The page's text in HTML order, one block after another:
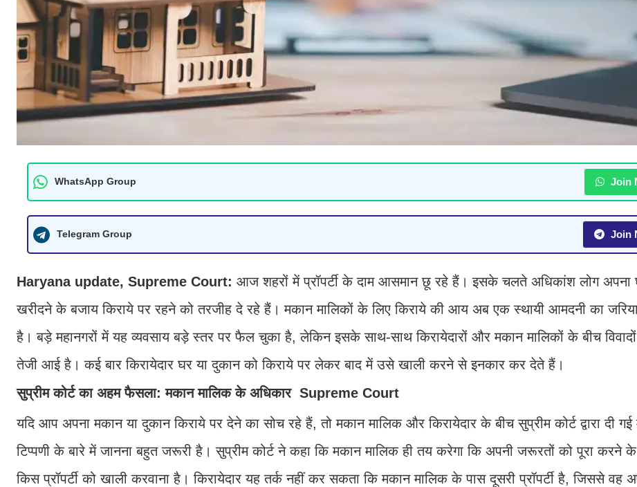
WhatsApp Group Join
Telegram Group Join
Haryana update, Supreme Court: आज शहरों में प्रॉपर्टी के दाम आसमान छू रहे हैं। इसके चलते अधिकांश लोग अपना
खरीदने के बजाय किराये पर रहने को तरजीह दे रहे हैं। मकान मालिकों के लिए किराये की आय अब एक स्थायी आमदनी का
है। बड़े महानगरों में यह व्यवसाय बड़े स्तर पर फैल चुका है, लेकिन इसके साथ-साथ किरायेदारों और मकान मालिकों के बीच
तेजी आई है। कई बार किरायेदार घर या दुकान को किराये पर लेकर बाद में उसे खाली करने से इनकार कर देते हैं।
सुप्रीम कोर्ट का अहम फैसला: मकान मालिक के अधिकार Supreme Court
यदि आप अपना मकान या दुकान किराये पर देने का सोच रहे हैं, तो मकान मालिक और किरायेदार के बीच सुप्रीम कोर्ट द्वारा दी गई
टिप्पणी के बारे में जानना बहुत जरूरी है। सुप्रीम कोर्ट ने कहा कि मकान मालिक ही तय करेगा कि अपनी जरूरतों को पूरा करने
किस प्रॉपर्टी को खाली करवाना है। किरायेदार यह तर्क नहीं कर सकता कि मकान मालिक के पास दूसरी प्रॉपर्टी है, जिससे वह